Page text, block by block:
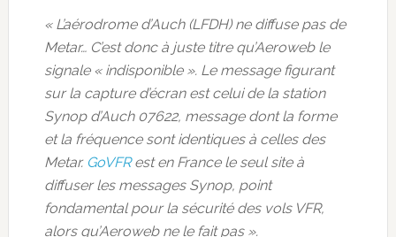
« L’aérodrome d’Auch (LFDH) ne diffuse pas de
Metar… C’est donc à juste titre qu’Aeroweb le
signale « indisponible ». Le message figurant
sur la capture d’écran est celui de la station
Synop d’Auch 07622, message dont la forme
et la fréquence sont identiques à celles des
Metar. GoVFRest en France le seul site à
diffuser les messages Synop, point
fondamental pour la sécurité des vols VFR,
alors qu’Aeroweb ne le fait pas ».